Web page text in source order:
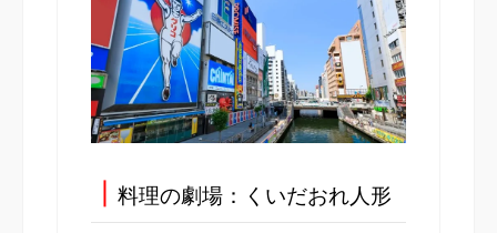
料理の劇場：くいだおれ人形